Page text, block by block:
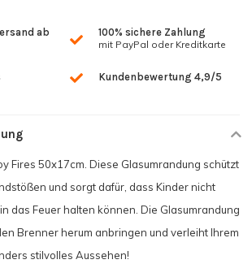
ab
100% sichere Zahlung
mit PayPal oder Kreditkarte
Kundenbewertung 4,9/5
Fires 50x17cm. Diese Glasumrandung schützt
und sorgt dafür, dass Kinder nicht
das Feuer halten können. Die Glasumrandung
Brenner herum anbringen und verleiht Ihrem
stilvolles Aussehen!